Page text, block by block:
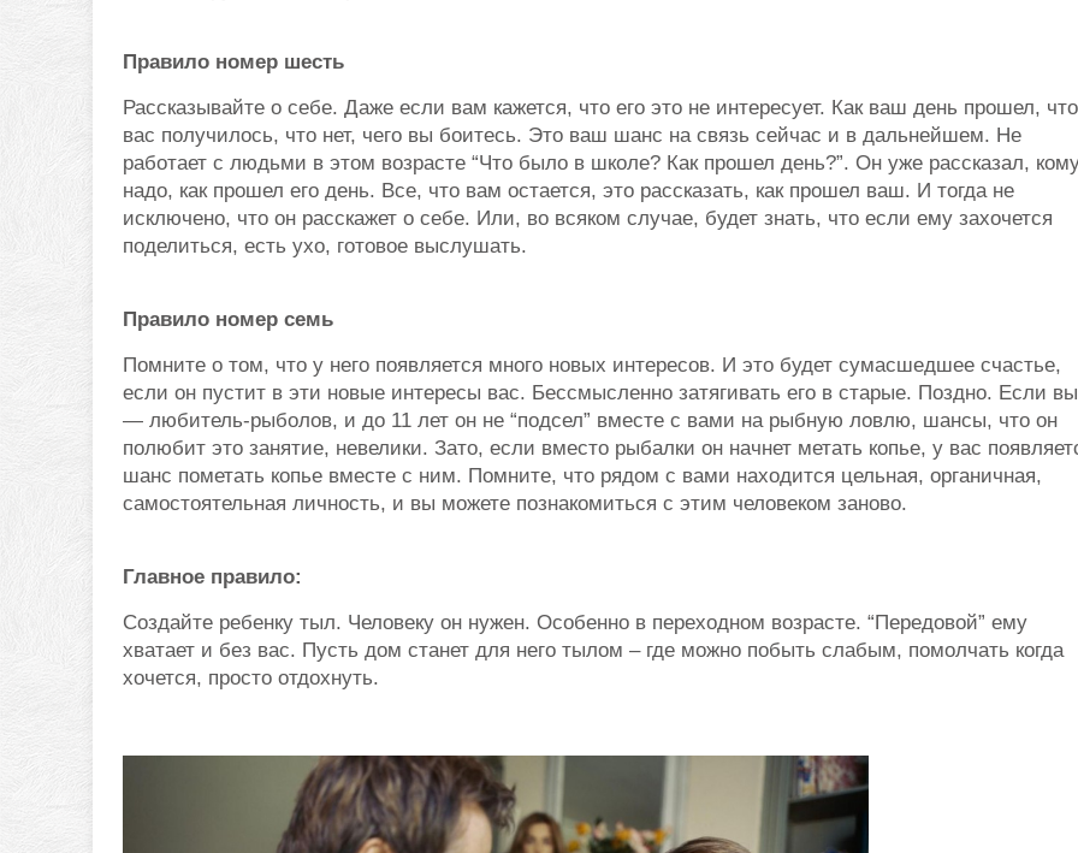
Правило номер шесть
Рассказывайте о себе. Даже если вам кажется, что его это не интересует. Как ваш день прошел,
вас получилось, что нет, чего вы боитесь. Это ваш шанс на связь сейчас и в дальнейшем. Не
работает с людьми в этом возрасте “Что было в школе? Как прошел день?”. Он уже рассказал,
надо, как прошел его день. Все, что вам остается, это рассказать, как прошел ваш. И тогда не
исключено, что он расскажет о себе. Или, во всяком случае, будет знать, что если ему захочется
поделиться, есть ухо, готовое выслушать.
Правило номер семь
Помните о том, что у него появляется много новых интересов. И это будет сумасшедшее счастье,
если он пустит в эти новые интересы вас. Бессмысленно затягивать его в старые. Поздно. Если вы
— любитель-рыболов, и до 11 лет он не “подсел” вместе с вами на рыбную ловлю, шансы, что он
полюбит это занятие, невелики. Зато, если вместо рыбалки он начнет метать копье, у вас
шанс пометать копье вместе с ним. Помните, что рядом с вами находится цельная, органичная,
самостоятельная личность, и вы можете познакомиться с этим человеком заново.
Главное правило:
Создайте ребенку тыл. Человеку он нужен. Особенно в переходном возрасте. “Передовой” ему
хватает и без вас. Пусть дом станет для него тылом – где можно побыть слабым, помолчать когда
хочется, просто отдохнуть.